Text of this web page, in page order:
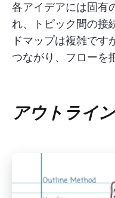
各アイデアには固有
れ、トピック間の接
ドマップは複雑です
つながり、フローを
アウトライ